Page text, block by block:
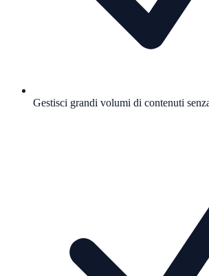
Gestisci grandi volumi di contenuti